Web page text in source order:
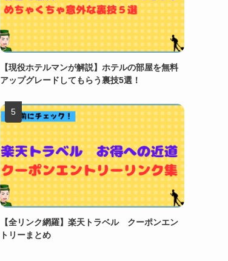
【現役ホテルマンが解説】ホテルの部屋を無料
アップグレードしてもらう裏技5選！
【全リンク網羅】楽天トラベル クーポンエン
トリーまとめ